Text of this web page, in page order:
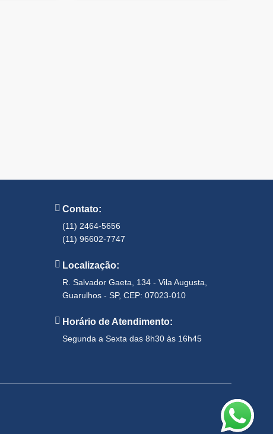
Contato:
(11) 2464-5656
(11) 96602-7747
Localização:
R. Salvador Gaeta, 134 - Vila Augusta,
Guarulhos - SP, CEP: 07023-010
Horário de Atendimento:
Segunda a Sexta das 8h30 às 16h45